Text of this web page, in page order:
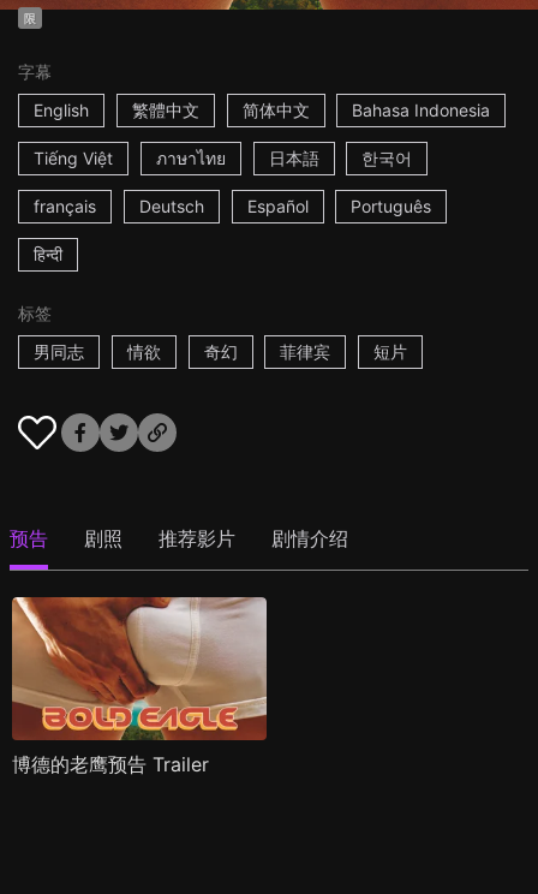
限
字幕
English
繁體中文 简体中文 Bahasa Indonesia
Tiếng Việt ภาษาไทย 日本語 한국어
français Deutsch Español Português
हिन्दी
标签
男同志
情欲 奇幻 菲律宾 短片
预告 剧照 推荐影片 剧情介绍
博德的老鹰预告 Trailer